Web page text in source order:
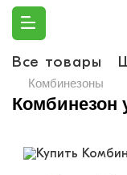
Все товары
Комбинезоны
Комбинезон